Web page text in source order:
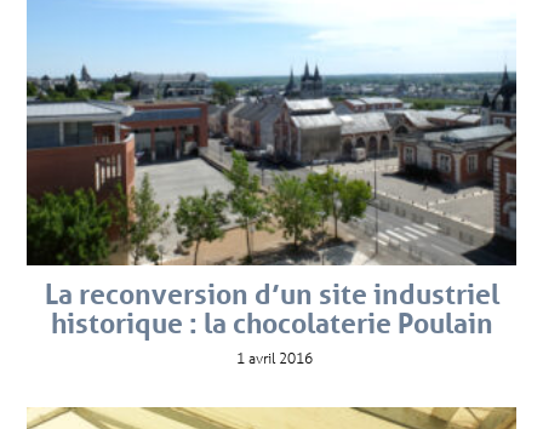
La reconversion d’un site industriel
historique : la chocolaterie Poulain
1 avril 2016